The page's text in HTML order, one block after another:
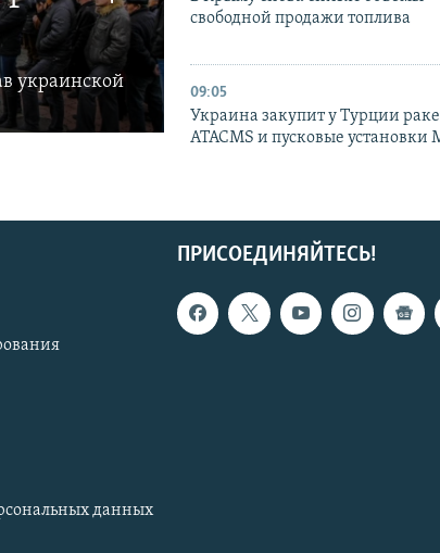
украинской
свободной продажи топлива
09:05
Украина закупит у Турции
ATACMS и пусковые установки
ПРИСОЕДИНЯЙТЕСЬ!
данных